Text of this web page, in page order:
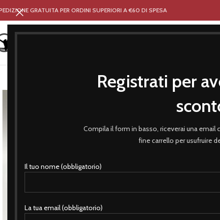
Registrati per
Compila il form in basso, riceverai una
fine carrello per usufruire
Il tuo nome (obbligatorio)
La tua email (obbligatorio)
GRATUITA PER ORDINI SUPERIORI A €60 DI SPESA
HOMENEGOZIO